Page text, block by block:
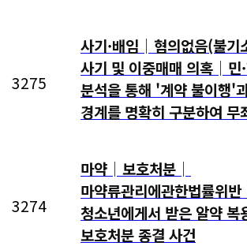
3275
사기·배임│혐의없음(불
사기 및 이중매매 의혹│민
분석을 통해 '계약 불이행'
경계를 명확히 구분하여 무
3274
마약│보호처분│
마약류관리에관한법률위
청소년에게서 받은 알약 복
보호처분 종결 사건